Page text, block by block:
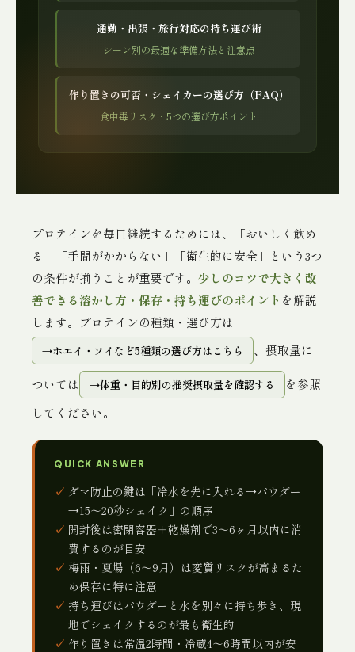
通勤・出張・旅行対応の持ち運び術
シーン別の最適な準備方法と注意点
作り置きの可否・シェイカーの選び方（FAQ）
食中毒リスク・5つの選び方ポイント
プロテインを毎日継続するためには、「おいしく飲め
る」「手間がかからない」「衛生的に安全」という3つ
の条件が揃うことが重要です。 少しのコツで大きく改
善できる溶かし方・保存・持ち運びのポイント を解説
します。プロテインの種類・選び方は
ホエイ・ソイなど5種類の選び方はこちら 、摂取量に
ついては 体重・目的別の推奨摂取量を確認する
を参照
してください。
QUICK ANSWER
ダマ防止の鍵は「冷水を先に入れる→パウダー
→15〜20秒シェイク」の順序
開封後は密閉容器＋乾燥剤で3〜6ヶ月以内に消
費するのが目安
梅雨・夏場（6〜9月）は変質リスクが高まるた
め保存に特に注意
持ち運びはパウダーと水を別々に持ち歩き、現
地でシェイクするのが最も衛生的
作り置きは常温2時間・冷蔵4〜6時間以内が安